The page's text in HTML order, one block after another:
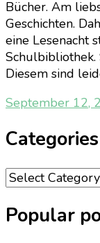
Bücher. Am
Geschichten.
eine Lesenacht
Diesem sind
September 12,
Categories
Categories
Popular